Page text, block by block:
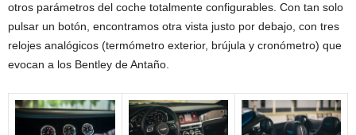
otros parámetros del coche totalmente configurables. Con tan solo
pulsar un botón, encontramos otra vista justo por debajo, con tres
relojes analógicos (termómetro exterior, brújula y cronómetro) que
evocan a los Bentley de Antaño.